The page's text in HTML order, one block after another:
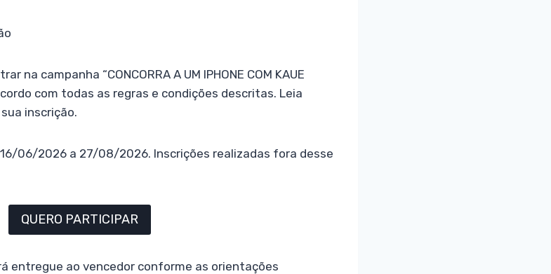
na campanha “CONCORRA A UM IPHONE COM KAUE
com todas as regras e condições descritas. Leia
inscrição.
16/06/2026 a 27/08/2026. Inscrições realizadas fora desse
QUERO PARTICIPAR
entregue ao vencedor conforme as orientações